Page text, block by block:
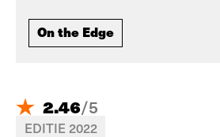
On the Edge
2.46/5
EDITIE 2022